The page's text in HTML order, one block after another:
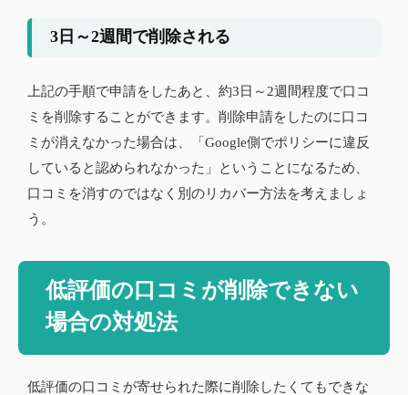
3日～2週間で削除される
上記の手順で申請をしたあと、約3日～2週間程度で口コ
ミを削除することができます。削除申請をしたのに口コ
ミが消えなかった場合は、「Google側でポリシーに違反
していると認められなかった」ということになるため、
口コミを消すのではなく別のリカバー方法を考えましょ
う。
低評価の口コミが削除できない
場合の対処法
低評価の口コミが寄せられた際に削除したくてもできな